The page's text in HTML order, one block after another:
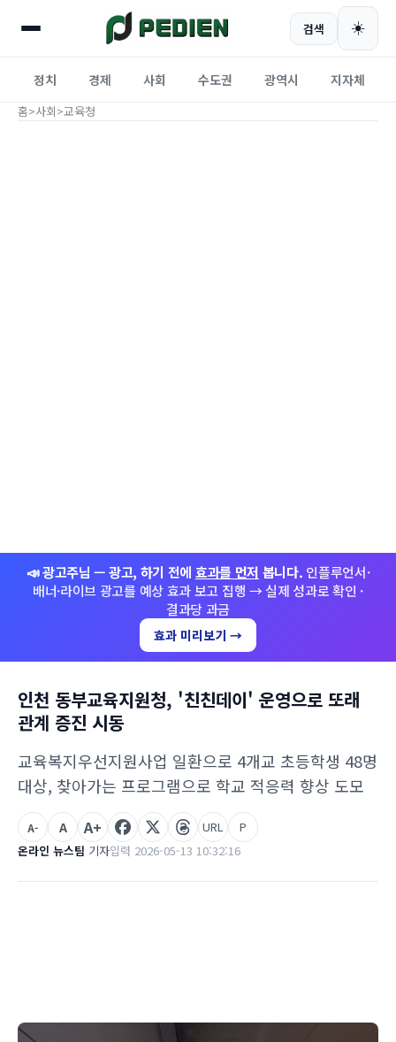
검색 ☀️
정치 경제 사회 수도권 광역시 지자체
홈>사회>교육청
📣 광고주님 — 광고, 하기 전에 효과를 먼저 봅니다. 인플루언서·
배너·라이브 광고를 예상 효과 보고 집행 → 실제 성과로 확인 ·
결과당 과금
효과 미리보기 →
인천 동부교육지원청, '친친데이' 운영으로 또래
관계 증진 시동
교육복지우선지원사업 일환으로 4개교 초등학생 48명
대상, 찾아가는 프로그램으로 학교 적응력 향상 도모
온라인 뉴스팀 기자입력 2026-05-13 10:32:16
A- A A+ URL P